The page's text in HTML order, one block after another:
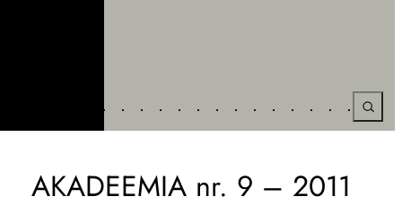
AKADEEMIA nr. 9 – 2011